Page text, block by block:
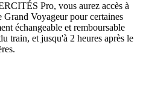
Pro, vous aurez accès à
Voyageur pour certaines
échangeable et remboursable
train, et jusqu'à 2 heures après le